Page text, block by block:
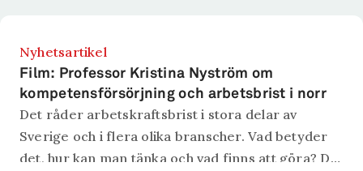
Nyhetsartikel
Film: Professor Kristina Nyström om
kompetensförsörjning och arbetsbrist i norr
Det råder arbetskraftsbrist i stora delar av
Sverige och i flera olika branscher. Vad betyder
det, hur kan man tänka och vad finns att göra? Det